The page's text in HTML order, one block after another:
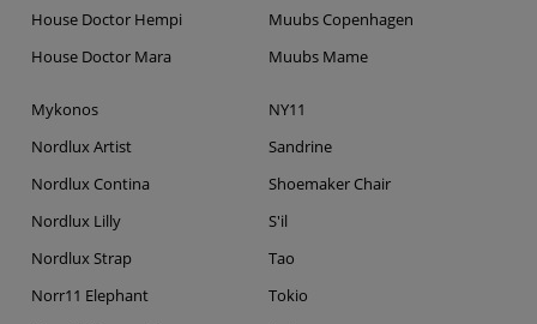
House Doctor Hempi
House Doctor Mara
Muubs Copenhagen
Muubs Mame
Mykonos
Nordlux Artist
Nordlux Contina
Nordlux Lilly
Nordlux Strap
Norr11 Elephant
NY11
Sandrine
Shoemaker Chair
S'il
Tao
Tokio